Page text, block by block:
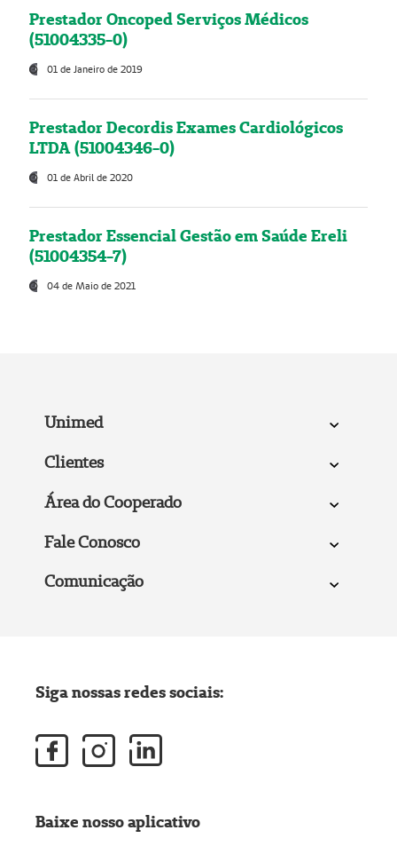
Prestador Oncoped Serviços Médicos
(51004335-0)
01 de Janeiro de 2019
Prestador Decordis Exames Cardiológicos
LTDA (51004346-0)
01 de Abril de 2020
Prestador Essencial Gestão em Saúde Ereli
(51004354-7)
04 de Maio de 2021
Unimed
Clientes
Área do Cooperado
Fale Conosco
Comunicação
Siga nossas redes sociais:
Baixe nosso aplicativo